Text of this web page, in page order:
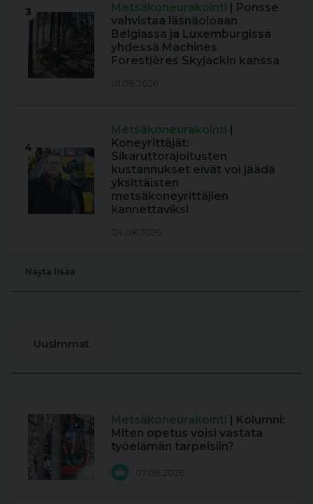
3 Metsäkoneurakointi | Ponsse
vahvistaa läsnäoloaan
Belgiassa ja Luxemburgissa
yhdessä Machines
Forestières Skyjackin kanssa
01.08.2026
4
Metsäkoneurakointi |
Koneyrittäjät:
Sikaruttorajoitusten
kustannukset eivät voi jäädä
yksittäisten
metsäkoneyrittäjien
kannettaviksi
04.08.2026
Näytä lisää
Uusimmat
Metsäkoneurakointi | Kolumni:
Miten opetus voisi vastata
työelämän tarpeisiin?
07.08.2026